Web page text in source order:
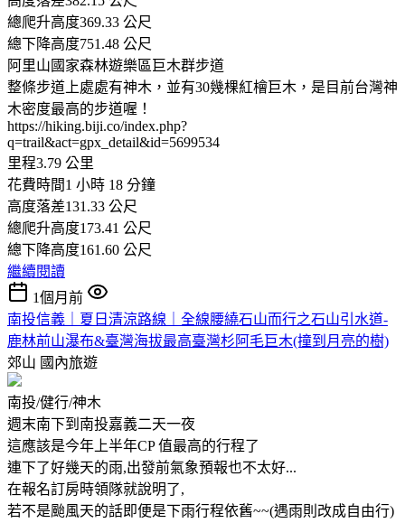
總爬升高度369.33 公尺
總下降高度751.48 公尺
阿里山國家森林遊樂區巨木群步道
整條步道上處處有神木，並有30幾棵紅檜巨木，是目前台灣神
木密度最高的步道喔！
https://hiking.biji.co/index.php?
q=trail&act=gpx_detail&id=5699534
里程3.79 公里
花費時間1 小時 18 分鐘
高度落差131.33 公尺
總爬升高度173.41 公尺
總下降高度161.60 公尺
繼續閱讀
1個月前
南投信義｜夏日清涼路線｜全線腰繞石山而行之石山引水道-
鹿林前山瀑布&臺灣海拔最高臺灣杉阿毛巨木(撞到月亮的樹)
郊山 國內旅遊
南投/健行/神木
週末南下到南投嘉義二天一夜
這應該是今年上半年CP 值最高的行程了
連下了好幾天的雨,出發前氣象預報也不太好...
在報名訂房時領隊就說明了,
若不是颱風天的話即便是下雨行程依舊~~(遇雨則改成自由行)